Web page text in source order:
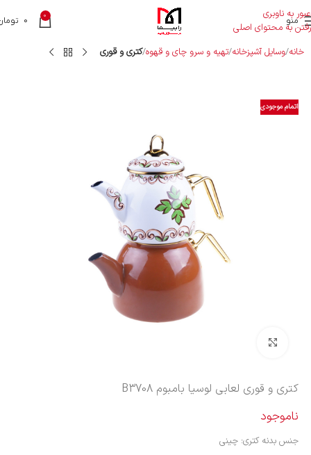
عبور به ناوبری
رفتن به محتوای اصلی
منو 0
0
خانه وسایل آشپزخانه تهیه و سرو چای و قهوه کتری و قوری
اتمام موجودی
کتری و قوری لعابی لوسیا بامبوم B3708
ناموجود
جنس بدنه کتری: چینی